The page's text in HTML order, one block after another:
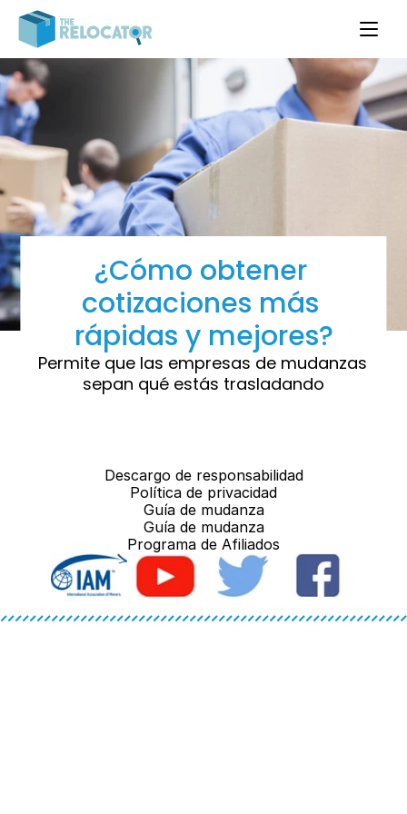
¿Cómo obtener
cotizaciones más
rápidas y mejores?
Permite que las empresas de mudanzas
sepan qué estás trasladando
Descargo de responsabilidad
Política de privacidad
Guía de mudanza
Guía de mudanza
Programa de Afiliados